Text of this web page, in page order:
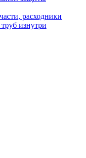
расходники
изнутри